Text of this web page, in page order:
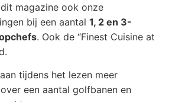
magazine ook onze
bij een aantal 1, 2 en 3-
. Ook de “Finest Cuisine at
tijdens het lezen meer
een aantal golfbanen en